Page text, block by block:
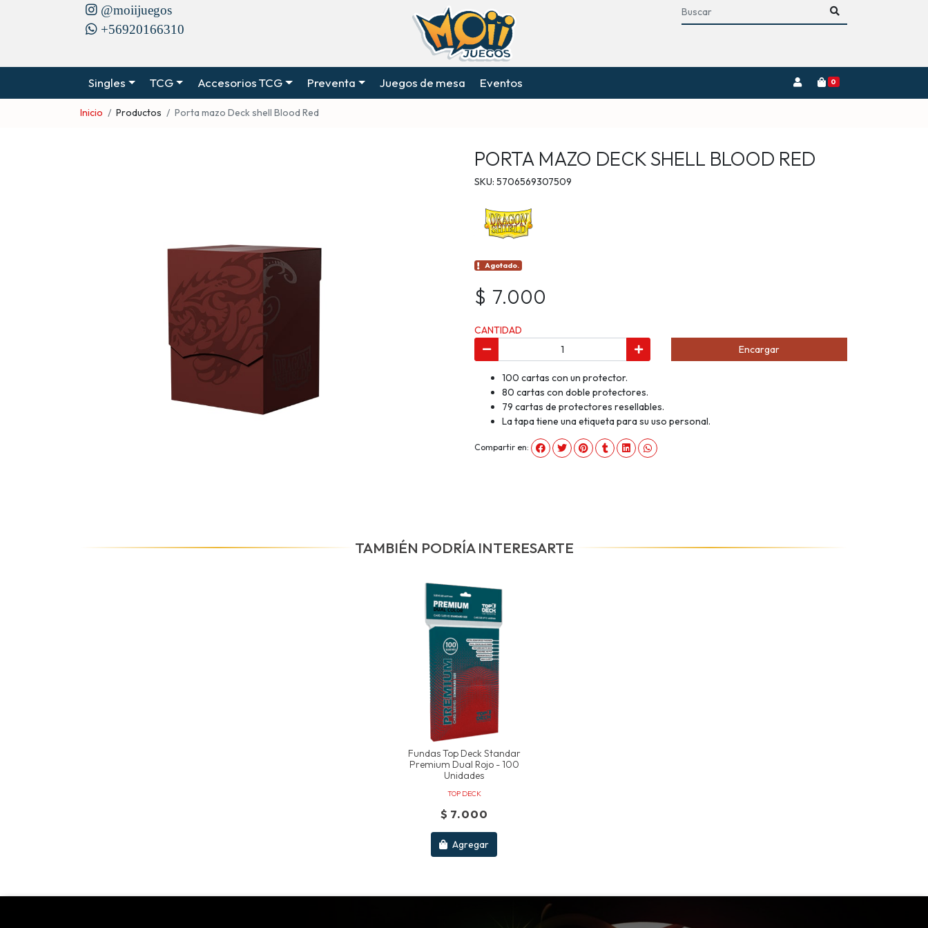
@moiijuegos
+56920166310
Singles TCG Accesorios TCG Preventa Juegos de mesa Eventos 0
Inicio Productos Porta mazo Deck shell Blood Red
PORTA MAZO DECK SHELL BLOOD RED
SKU: 5706569307509
Agotado.
$ 7.000
CANTIDAD
Encargar
100 cartas con un protector.
80 cartas con doble protectores.
79 cartas de protectores resellables.
La tapa tiene una etiqueta para su uso personal.
Compartir en:
TAMBIÉN PODRÍA INTERESARTE
Fundas Top Deck Standar
Premium Dual Rojo - 100
Unidades
TOP DECK
$ 7.000
Agregar